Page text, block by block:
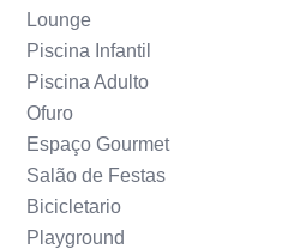
Lounge
Piscina Infantil
Piscina Adulto
Ofuro
Espaço Gourmet
Salão de Festas
Bicicletario
Playground